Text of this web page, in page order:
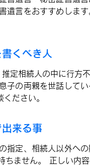
遺言をおすすめしま
くべき人
推定相続人の中に行方
子の両親を世話して
ださい。
来る事
指定、相続人以外へ
ません。 正しい内